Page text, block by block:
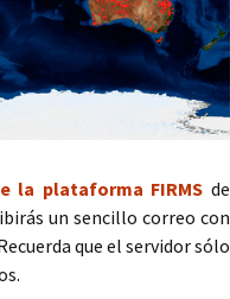
la plataforma FIRMS de
un sencillo correo con
que el servidor sólo